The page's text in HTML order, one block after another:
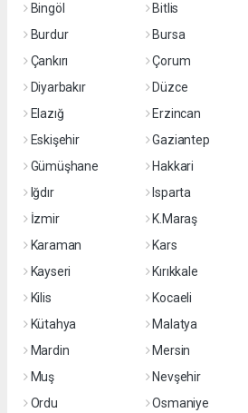
Bingöl
Bitlis
Burdur
Bursa
Çankırı
Çorum
Diyarbakır
Düzce
Elazığ
Erzincan
Eskişehir
Gaziantep
Gümüşhane
Hakkari
Iğdır
Isparta
İzmir
K.Maraş
Karaman
Kars
Kayseri
Kırıkkale
Kilis
Kocaeli
Kütahya
Malatya
Mardin
Mersin
Muş
Nevşehir
Ordu
Osmaniye